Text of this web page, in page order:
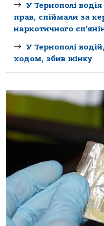
У Тернополі
прав, спіймали за
наркотичного
У Тернополі
ходом, збив жінку